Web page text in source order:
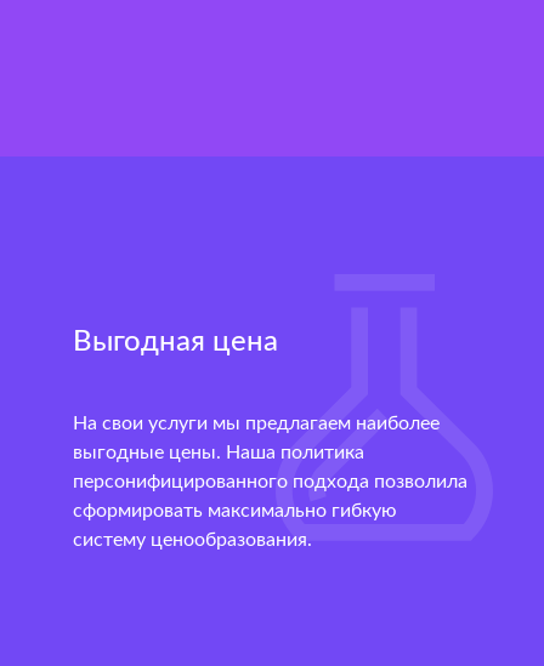
Выгодная цена
На свои услуги мы предлагаем наиболее
выгодные цены. Наша политика
персонифицированного подхода позволила
сформировать максимально гибкую
систему ценообразования.